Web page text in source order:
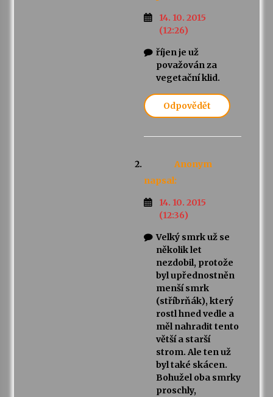
14. 10. 2015
(12:26)
říjen je už
považován za
vegetační klid.
Odpovědět
Anonym
napsal:
14. 10. 2015
(12:36)
Velký smrk už se
několik let
nezdobil, protože
byl upřednostněn
menší smrk
(stříbrňák), který
rostl hned vedle a
měl nahradit tento
větší a starší
strom. Ale ten už
byl také skácen.
Bohužel oba smrky
proschly,